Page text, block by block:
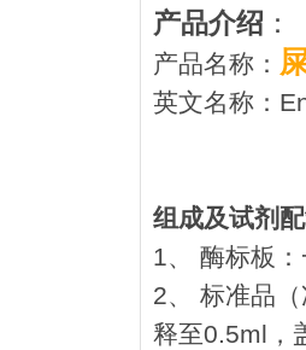
产品介绍 ：
产品名称：
英文名称：
组成及试剂
1、 酶标板
2、 标准品
释至0.5ml，